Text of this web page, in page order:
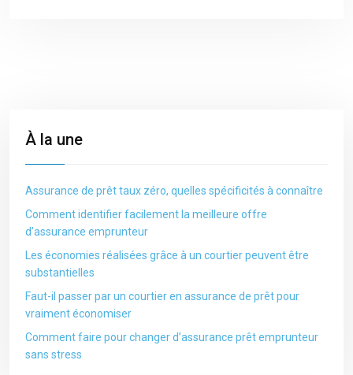
À la une
Assurance de prêt taux zéro, quelles spécificités à connaître
Comment identifier facilement la meilleure offre
d’assurance emprunteur
Les économies réalisées grâce à un courtier peuvent être
substantielles
Faut-il passer par un courtier en assurance de prêt pour
vraiment économiser
Comment faire pour changer d’assurance prêt emprunteur
sans stress